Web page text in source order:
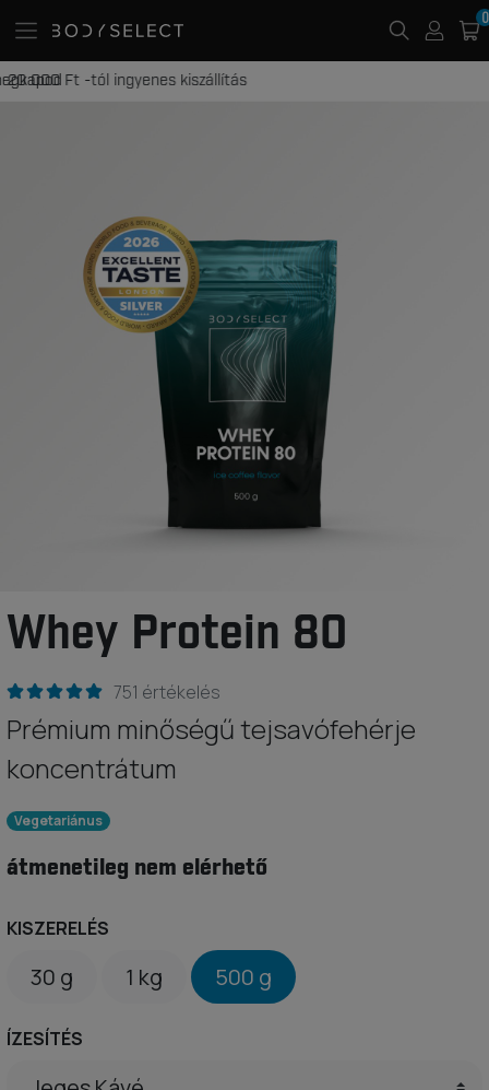
20 000 Ft -tól ingyenes kiszállítás
Whey Protein 80
751 értékelés
Prémium minőségű tejsavófehérje
koncentrátum
Vegetariánus
átmenetileg nem elérhető
KISZERELÉS
30 g 1 kg 500 g
ÍZESÍTÉS
0